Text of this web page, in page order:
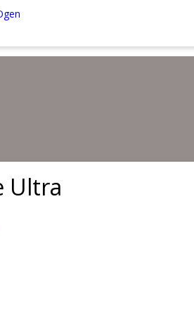
in de webshop
Ultra